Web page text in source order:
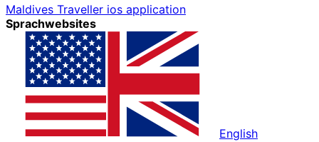
Maldives Traveller ios application
Sprachwebsites
English